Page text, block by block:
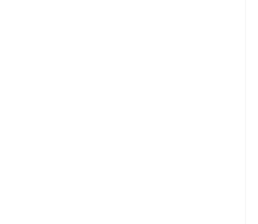
5 z 5 hviezdičiek.
5 z 5 hviezdičiek.